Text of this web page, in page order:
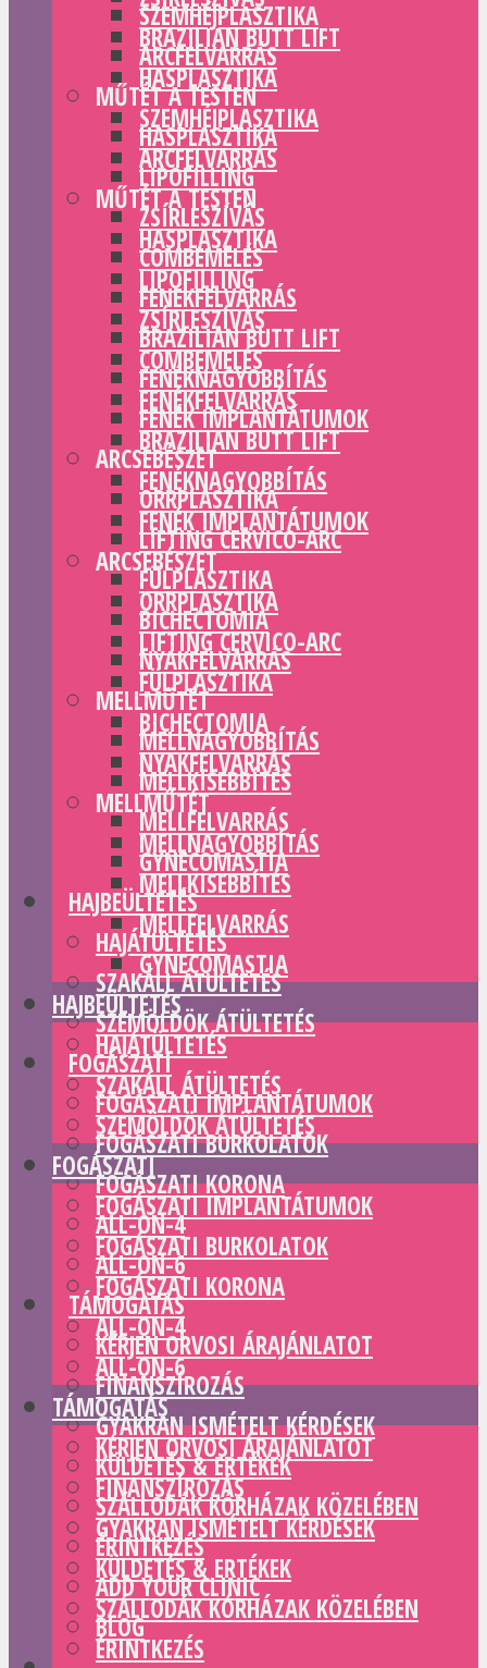
SZEMHÉJPLASZTIKA
ARCFELVARRÁS
MŰTÉT A TESTEN
HASPLASZTIKA
LIPOFILLING
ZSÍRLESZÍVÁS
COMBEMELÉS
FENÉKFELVARRÁS
BRAZILIAN BUTT LIFT
FENÉKNAGYOBBÍTÁS
FENÉK IMPLANTÁTUMOK
ARCSEBÉSZET
ORRPLASZTIKA
LIFTING CERVICO-ARC
FÜLPLASZTIKA
BICHECTOMIA
NYAKFELVARRÁS
MELLMŰTÉT
MELLNAGYOBBÍTÁS
MELLKISEBBÍTÉS
MELLFELVARRÁS
GYNECOMASTIA
HAJBEÜLTETÉS
HAJÁTÜLTETÉS
SZAKÁLL ÁTÜLTETÉS
SZEMÖLDÖK ÁTÜLTETÉS
FOGÁSZATI
FOGÁSZATI IMPLANTÁTUMOK
FOGÁSZATI BURKOLATOK
FOGÁSZATI KORONA
ALL-ON-4
ALL-ON-6
TÁMOGATÁS
KÉRJEN ORVOSI ÁRAJÁNLATOT
FINANSZÍROZÁS
GYAKRAN ISMÉTELT KÉRDÉSEK
KÜLDETÉS & ERTÉKEK
SZÁLLODÁK KÓRHÁZAK KÖZELÉBEN
ÉRINTKEZÉS
ADD YOUR CLINIC
BLOG
BRAZILIAN BUTT LIFT
HASPLASZTIKA
SZEMHÉJPLASZTIKA
ARCFELVARRÁS
MŰTÉT A TESTEN
HASPLASZTIKA
LIPOFILLING
ZSÍRLESZÍVÁS
COMBEMELÉS
FENÉKFELVARRÁS
BRAZILIAN BUTT LIFT
FENÉKNAGYOBBÍTÁS
FENÉK IMPLANTÁTUMOK
ARCSEBÉSZET
ORRPLASZTIKA
LIFTING CERVICO-ARC
FÜLPLASZTIKA
BICHECTOMIA
NYAKFELVARRÁS
MELLMŰTÉT
MELLNAGYOBBÍTÁS
MELLKISEBBÍTÉS
MELLFELVARRÁS
GYNECOMASTIA
HAJBEÜLTETÉS
HAJÁTÜLTETÉS
SZAKÁLL ÁTÜLTETÉS
SZEMÖLDÖK ÁTÜLTETÉS
FOGÁSZATI
FOGÁSZATI IMPLANTÁTUMOK
FOGÁSZATI BURKOLATOK
FOGÁSZATI KORONA
ALL-ON-4
ALL-ON-6
TÁMOGATÁS
KÉRJEN ORVOSI ÁRAJÁNLATOT
FINANSZÍROZÁS
GYAKRAN ISMÉTELT KÉRDÉSEK
KÜLDETÉS & ERTÉKEK
SZÁLLODÁK KÓRHÁZAK KÖZELÉBEN
ÉRINTKEZÉS